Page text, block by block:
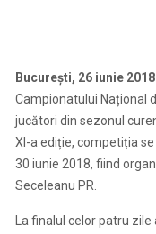
București, 26 iunie 2018
Campionatului Național
jucători din sezonul
XI-a ediție, competiția
30 iunie 2018, fiind
Seceleanu PR.
La finalul celor patru